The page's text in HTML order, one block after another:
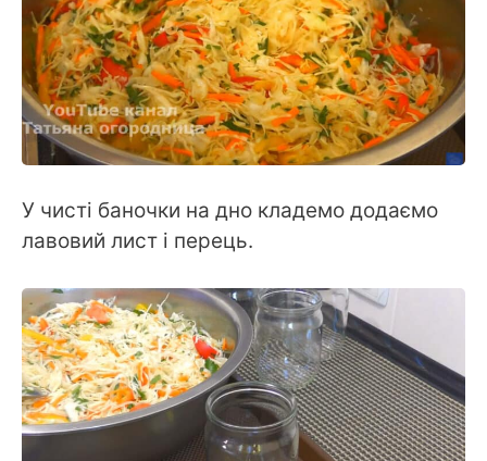
У чисті баночки на дно кладемо додаємо
лавовий лист і перець.